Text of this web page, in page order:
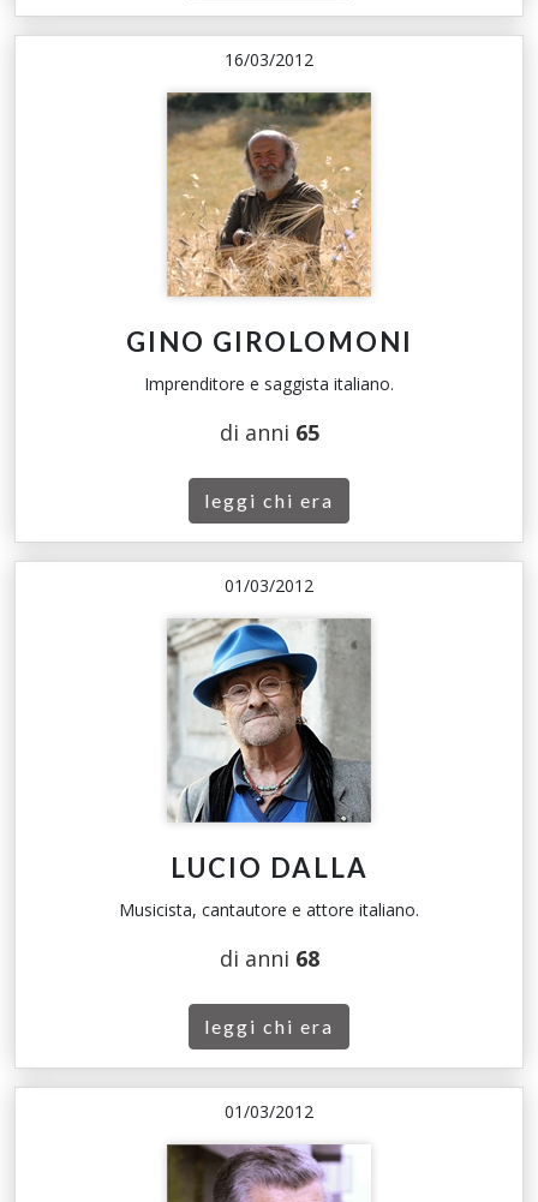
16/03/2012
GINO GIROLOMONI
Imprenditore e saggista italiano.
di anni 65
leggi chi era
01/03/2012
LUCIO DALLA
Musicista, cantautore e attore italiano.
di anni 68
leggi chi era
01/03/2012